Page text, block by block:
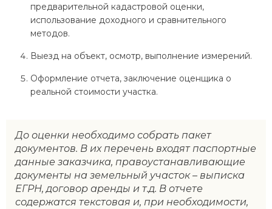
предварительной кадастровой оценки,
использование доходного и сравнительного
методов.
Выезд на объект, осмотр, выполнение измерений.
Оформление отчета, заключение оценщика о
реальной стоимости участка.
До оценки необходимо собрать пакет
документов. В их перечень входят паспортные
данные заказчика, правоустанавливающие
документы на земельный участок – выписка
ЕГРН, договор аренды и т.д. В отчете
содержатся текстовая и, при необходимости,